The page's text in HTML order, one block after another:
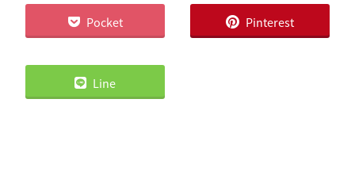
Pocket Pinterest
Line